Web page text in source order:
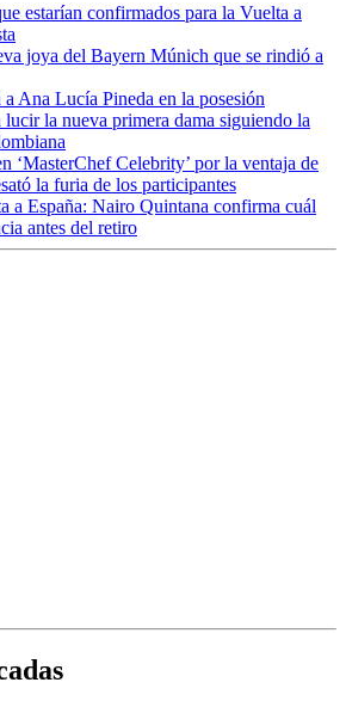
estarían confirmados para la Vuelta a
joya del Bayern Múnich que se rindió a
Ana Lucía Pineda en la posesión
la nueva primera dama siguiendo la
‘MasterChef Celebrity’ por la ventaja de
la furia de los participantes
a España: Nairo Quintana confirma cuál
antes del retiro